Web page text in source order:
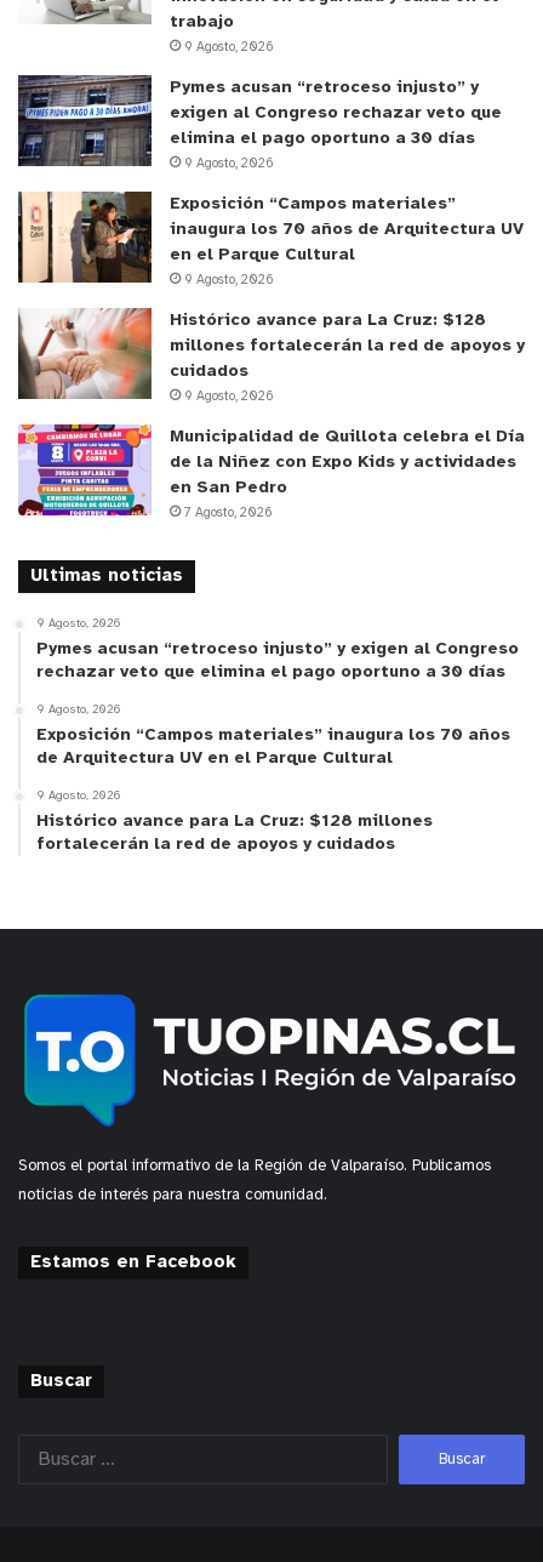
trabajo
9 Agosto, 2026
Pymes acusan “retroceso injusto” y
exigen al Congreso rechazar veto que
elimina el pago oportuno a 30 días
9 Agosto, 2026
Exposición “Campos materiales”
inaugura los 70 años de Arquitectura UV
en el Parque Cultural
9 Agosto, 2026
Histórico avance para La Cruz: $128
millones fortalecerán la red de apoyos y
cuidados
9 Agosto, 2026
Municipalidad de Quillota celebra el Día
de la Niñez con Expo Kids y actividades
en San Pedro
7 Agosto, 2026
Ultimas noticias
9 Agosto, 2026
Pymes acusan “retroceso injusto” y exigen al Congreso
rechazar veto que elimina el pago oportuno a 30 días
9 Agosto, 2026
Exposición “Campos materiales” inaugura los 70 años
de Arquitectura UV en el Parque Cultural
9 Agosto, 2026
Histórico avance para La Cruz: $128 millones
fortalecerán la red de apoyos y cuidados
Somos el portal informativo de la Región de Valparaíso. Publicamos
noticias de interés para nuestra comunidad.
Estamos en Facebook
Buscar